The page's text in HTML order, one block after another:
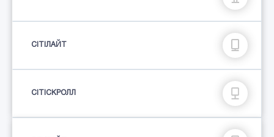
СIТIЛАЙТ
СІТІСКРОЛЛ